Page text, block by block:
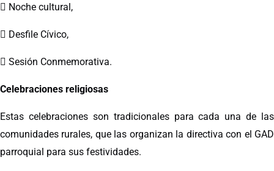
 Noche cultural,
 Desfile Cívico,
 Sesión Conmemorativa.
Celebraciones religiosas
Estas celebraciones son tradicionales para cada una de las
comunidades rurales, que las organizan la directiva con el GAD
parroquial para sus festividades.